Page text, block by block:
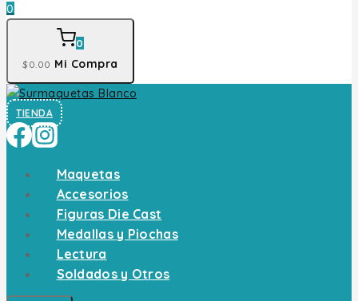
0
0
$0 .00 Mi Compra
TIENDA
Maquetas
Accesorios
Figuras Die Cast
Medallas y Piochas
Lectura
Soldados y Otros